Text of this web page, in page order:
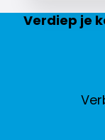
Verdiep je